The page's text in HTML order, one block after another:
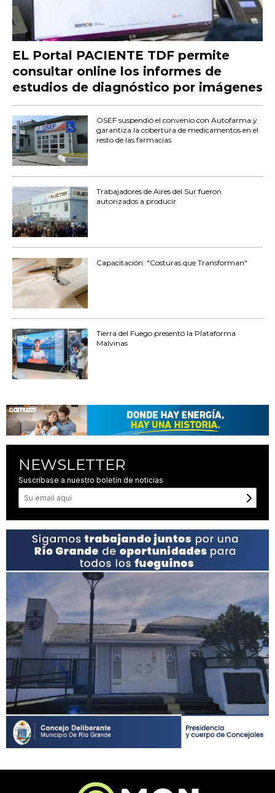
EL Portal PACIENTE TDF permite
consultar online los informes de
estudios de diagnóstico por imágenes
OSEF suspendió el convenio con Autofarma y
garantiza la cobertura de medicamentos en el
resto de las farmacias
Trabajadores de Aires del Sur fueron
autorizados a producir
Capacitación: "Costuras que Transforman"
Tierra del Fuego presentó la Plataforma
Malvinas
NEWSLETTER
Suscríbase a nuestro boletín de noticias